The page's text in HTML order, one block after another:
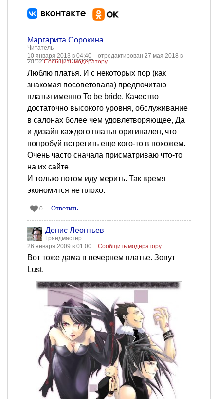
Маргарита Сорокина
Читатель
10 января 2013 в 04:40
отредактирован 27 мая 2018 в
20:02Сообщить модератору
Люблю платья. И с некоторых пор (как
знакомая посоветовала) предпочитаю
платья именно To be bride. Качество
достаточно высокого уровня, обслуживание
в салонах более чем удовлетворяющее, Да
и дизайн каждого платья оригинален, что
попробуй встретить еще кого-то в похожем.
Очень часто сначала присматриваю что-то
на их сайте
И только потом иду мерить. Так время
экономится не плохо.
0 Ответить
Денис Леонтьев
Грандмастер
26 января 2009 в 01:00
Сообщить модератору
Вот тоже дама в вечернем платье. Зовут
Lust.